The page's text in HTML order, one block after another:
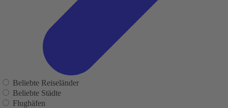
Beliebte Reiseländer
Beliebte Städte
Flughäfen